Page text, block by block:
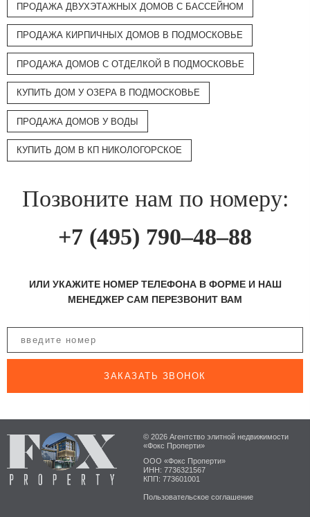
ПРОДАЖА ДВУХЭТАЖНЫХ ДОМОВ С БАССЕЙНОМ
ПРОДАЖА КИРПИЧНЫХ ДОМОВ В ПОДМОСКОВЬЕ
ПРОДАЖА ДОМОВ С ОТДЕЛКОЙ В ПОДМОСКОВЬЕ
КУПИТЬ ДОМ У ОЗЕРА В ПОДМОСКОВЬЕ
ПРОДАЖА ДОМОВ У ВОДЫ
КУПИТЬ ДОМ В КП НИКОЛОГОРСКОЕ
Позвоните нам по номеру:
+7 (495) 790–48–88
ИЛИ УКАЖИТЕ НОМЕР ТЕЛЕФОНА В ФОРМЕ И НАШ
МЕНЕДЖЕР САМ ПЕРЕЗВОНИТ ВАМ
ЗАКАЗАТЬ ЗВОНОК
© 2026 Агентство элитной недвижимости
«Фокс Проперти»
ООО «Фокс Проперти»
ИНН: 7736321567
КПП: 773601001
Пользовательское соглашение